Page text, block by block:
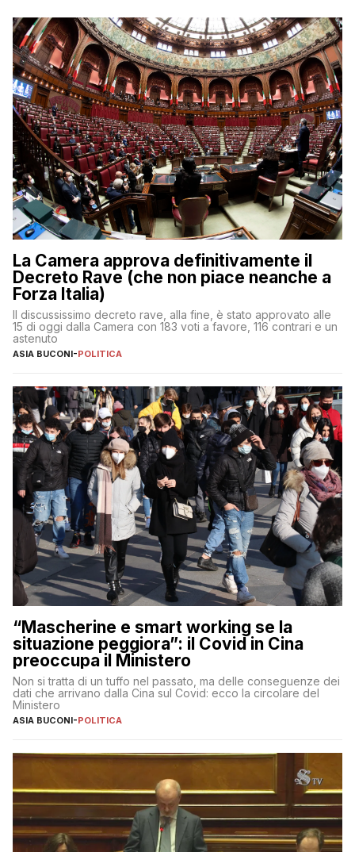
La Camera approva definitivamente il
Decreto Rave (che non piace neanche a
Forza Italia)
Il discussissimo decreto rave, alla fine, è stato approvato alle
15 di oggi dalla Camera con 183 voti a favore, 116 contrari e un
astenuto
ASIA BUCONI-POLITICA
“Mascherine e smart working se la
situazione peggiora”: il Covid in Cina
preoccupa il Ministero
Non si tratta di un tuffo nel passato, ma delle conseguenze dei
dati che arrivano dalla Cina sul Covid: ecco la circolare del
Ministero
ASIA BUCONI-POLITICA